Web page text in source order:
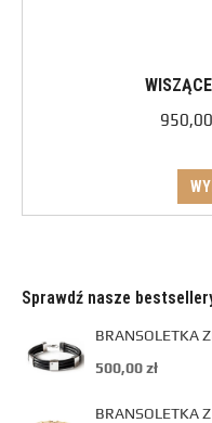
950,00
Sprawdź nasze
BRANSOLETKA
500,00zł
BRANSOLETKA